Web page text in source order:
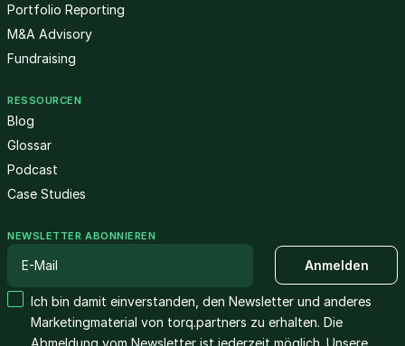
Portfolio Reporting
M&A Advisory
Fundraising
RESSOURCEN
Blog
Glossar
Podcast
Case Studies
NEWSLETTER ABONNIEREN
Ich bin damit einverstanden, den Newsletter und anderes
Marketingmaterial von torq.partners zu erhalten. Die
Abmeldung vom Newsletter ist jederzeit möglich. Unsere